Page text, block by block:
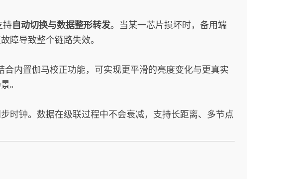
持 自动切换与数据整形转发。当某一芯片损坏时，备用端
障导致整个链路失效。
合内置伽马校正功能，可实现更平滑的亮度变化与更真实
。
时钟。数据在级联过程中不会衰减，支持长距离、多节点